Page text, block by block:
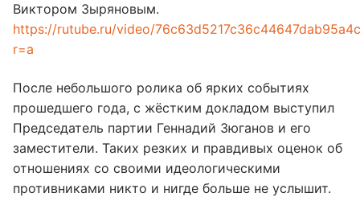
Виктором Зыряновым.
https://rutube.ru/video/
r=a
После небольшого ролика об ярких событиях
прошедшего года, с жёстким докладом выступил
Председатель партии Геннадий Зюганов и его
заместители. Таких резких и правдивых оценок об
отношениях со своими идеологическими
противниками никто и нигде больше не услышит.